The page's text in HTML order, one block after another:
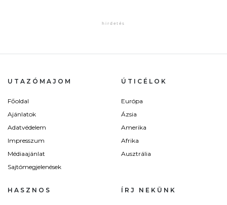
UTAZÓMAJOM
Főoldal
Ajánlatok
Adatvédelem
Impresszum
Médiaajánlat
Sajtómegjelenések
ÚTICÉLOK
Európa
Ázsia
Amerika
Afrika
Ausztrália
HASZNOS ÍRJ NEKÜNK